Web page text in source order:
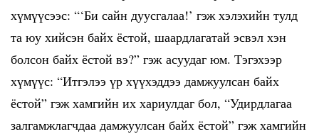
хүмүүсээс: “‘Би сайн дуусгалаа!’ гэж хэлэхийн тулд
та юу хийсэн байх ёстой, шаардлагатай эсвэл хэн
болсон байх ёстой вэ?” гэж асуудаг юм. Тэгэхээр
хүмүүс: “Итгэлээ үр хүүхэддээ дамжуулсан байх
ёстой” гэж хамгийн их хариулдаг бол, “Удирдлагаа
залгамжлагчдаа дамжуулсан байх ёстой” гэж хамгийн